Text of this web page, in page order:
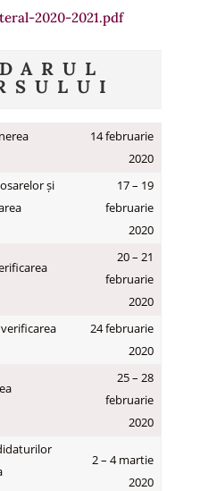
2020-2021.pdf
14 februarie
2020
și
17 – 19
februarie
2020
20 – 21
februarie
2020
24 februarie
2020
25 – 28
februarie
2020
2 – 4 martie
2020